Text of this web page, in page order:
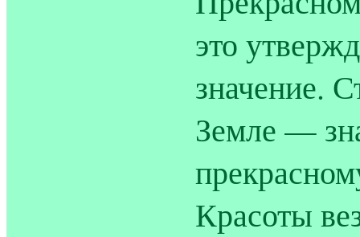
это
значение.
Земле —
Красоты